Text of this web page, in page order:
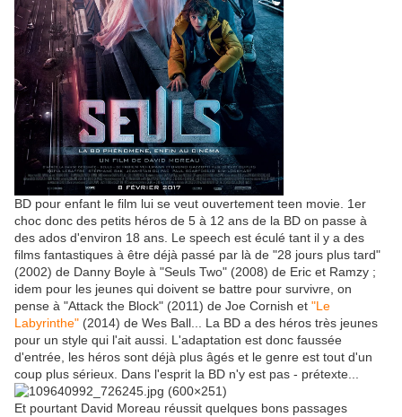
BD pour enfant le film lui se veut ouvertement teen movie. 1er
choc donc des petits héros de 5 à 12 ans de la BD on passe à
des ados d'environ 18 ans. Le speech est éculé tant il y a des
films fantastiques à être déjà passé par là de "28 jours plus tard"
(2002) de Danny Boyle à "Seuls Two" (2008) de Eric et Ramzy ;
idem pour les jeunes qui doivent se battre pour survivre, on
pense à "Attack the Block" (2011) de Joe Cornish et "Le
Labyrinthe" (2014) de Wes Ball... La BD a des héros très jeunes
pour un style qui l'ait aussi. L'adaptation est donc faussée
d'entrée, les héros sont déjà plus âgés et le genre est tout d'un
coup plus sérieux. Dans l'esprit la BD n'y est pas - prétexte...
Et pourtant David Moreau réussit quelques bons passages